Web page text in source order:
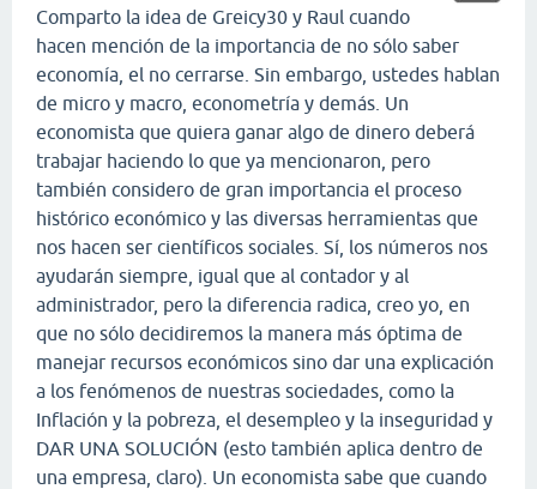
Comparto la idea de Greicy30 y Raul cuando
hacen mención de la importancia de no sólo saber
economía, el no cerrarse. Sin embargo, ustedes hablan
de micro y macro, econometría y demás. Un
economista que quiera ganar algo de dinero deberá
trabajar haciendo lo que ya mencionaron, pero
también considero de gran importancia el proceso
histórico económico y las diversas herramientas que
nos hacen ser científicos sociales. Sí, los números nos
ayudarán siempre, igual que al contador y al
administrador, pero la diferencia radica, creo yo, en
que no sólo decidiremos la manera más óptima de
manejar recursos económicos sino dar una explicación
a los fenómenos de nuestras sociedades, como la
Inflación y la pobreza, el desempleo y la inseguridad y
DAR UNA SOLUCIÓN (esto también aplica dentro de
una empresa, claro). Un economista sabe que cuando